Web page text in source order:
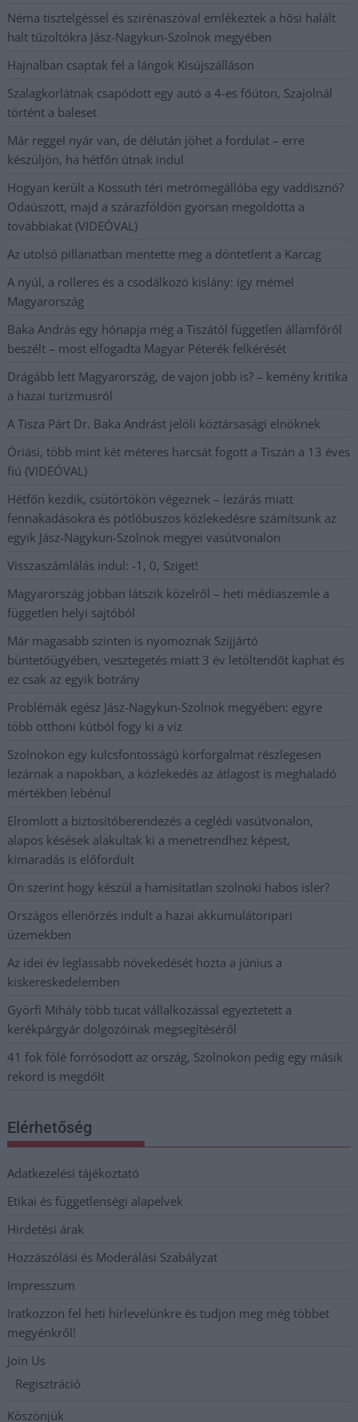
Néma tisztelgéssel és szirénaszóval emlékeztek a hősi halált
halt tűzoltókra Jász-Nagykun-Szolnok megyében
Hajnalban csaptak fel a lángok Kisújszálláson
Szalagkorlátnak csapódott egy autó a 4-es főúton, Szajolnál
történt a baleset
Már reggel nyár van, de délután jöhet a fordulat – erre
készüljön, ha hétfőn útnak indul
Hogyan került a Kossuth téri metrómegállóba egy vaddisznó?
Odaúszott, majd a szárazföldön gyorsan megoldotta a
továbbiakat (VIDEÓVAL)
Az utolsó pillanatban mentette meg a döntetlent a Karcag
A nyúl, a rolleres és a csodálkozó kislány: így mémel
Magyarország
Baka András egy hónapja még a Tiszától független államfőről
beszélt – most elfogadta Magyar Péterék felkérését
Drágább lett Magyarország, de vajon jobb is? – kemény kritika
a hazai turizmusról
A Tisza Párt Dr. Baka Andrást jelöli köztársasági elnöknek
Óriási, több mint két méteres harcsát fogott a Tiszán a 13 éves
fiú (VIDEÓVAL)
Hétfőn kezdik, csütörtökön végeznek – lezárás miatt
fennakadásokra és pótlóbuszos közlekedésre számítsunk az
egyik Jász-Nagykun-Szolnok megyei vasútvonalon
Visszaszámlálás indul: -1, 0, Sziget!
Magyarország jobban látszik közelről – heti médiaszemle a
független helyi sajtóból
Már magasabb szinten is nyomoznak Szijjártó
büntetőügyében, vesztegetés miatt 3 év letöltendőt kaphat és
ez csak az egyik botrány
Problémák egész Jász-Nagykun-Szolnok megyében: egyre
több otthoni kútból fogy ki a víz
Szolnokon egy kulcsfontosságú körforgalmat részlegesen
lezárnak a napokban, a közlekedés az átlagost is meghaladó
mértékben lebénul
Elromlott a biztosítóberendezés a ceglédi vasútvonalon,
alapos késések alakultak ki a menetrendhez képest,
kimaradás is előfordult
Ön szerint hogy készül a hamisítatlan szolnoki habos isler?
Országos ellenőrzés indult a hazai akkumulátoripari
üzemekben
Az idei év leglassabb növekedését hozta a június a
kiskereskedelemben
Györfi Mihály több tucat vállalkozással egyeztetett a
kerékpárgyár dolgozóinak megsegítéséről
41 fok fölé forrósodott az ország, Szolnokon pedig egy másik
rekord is megdőlt
Elérhetőség
Adatkezelési tájékoztató
Etikai és függetlenségi alapelvek
Hirdetési árak
Hozzászólási és Moderálási Szabályzat
Impresszum
Iratkozzon fel heti hírlevelünkre és tudjon meg még többet
megyénkről!
Join Us
Regisztráció
Köszönjük